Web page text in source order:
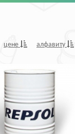
цене алфавиту